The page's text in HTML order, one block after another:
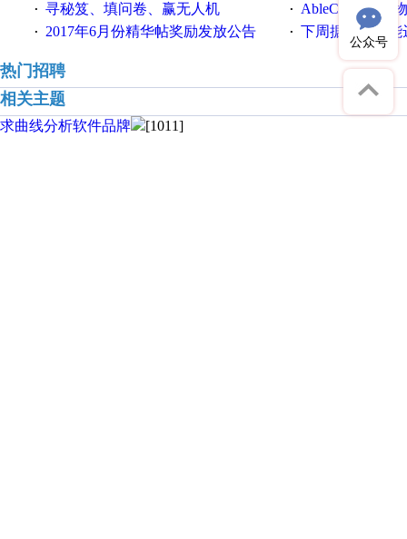
· 寻秘笈、填问卷、赢无人机 · AbleCloud工业物联
· 2017年6月份精华帖奖励发放公告 · 下周据说气温能
热门招聘
相关主题
求曲线分析软件品牌 [1011]
公众号